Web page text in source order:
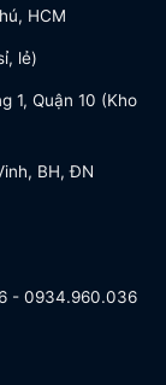
HCM
lẻ)
1, Quận 10 (Kho
BH, ĐN
- 0934.960.036